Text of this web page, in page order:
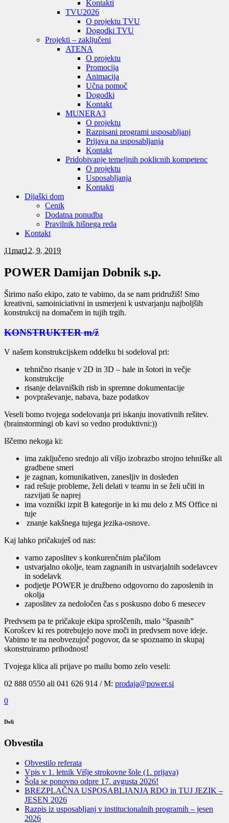
Kontakti
TVU2026
O projektu TVU
Dogodki TVU
Projekti – zaključeni
ATENA
O projektu
Promocija
Animacija
Učna pomoč
Dogodki
Kontakt
MUNERA3
O projektu
Razpisani programi usposabljanj
Prijava na usposabljanja
Kontakt
Pridobivanje temeljnih poklicnih kompetenc
O projektu
Usposabljanja
Kontakti
Dijaški dom
Cenik
Dodatna ponudba
Pravilnik hišnega reda
Kontakt
11mar12. 9. 2019
POWER Damijan Dobnik s.p.
Širimo našo ekipo, zato te vabimo, da se nam pridružiš! Smo
kreativni, samoiniciativni in usmerjeni k ustvarjanju najboljših
konstrukcij na domačem in tujih trgih.
KONSTRUKTER m/ž
V našem konstrukcijskem oddelku bi sodeloval pri:
tehnično risanje v 2D in 3D – hale in šotori in večje
konstrukcije
risanje delavniških risb in spremne dokumentacije
povpraševanje, nabava, baze podatkov
Veseli bomo tvojega sodelovanja pri iskanju inovativnih rešitev.
(brainstormingi ob kavi so vedno produktivni:))
Iščemo nekoga ki:
ima zaključeno srednjo ali višjo izobrazbo strojno tehniške ali
gradbene smeri
je zagnan, komunikativen, zanesljiv in dosleden
rad rešuje probleme, želi delati v teamu in se želi učiti in
razvijati še naprej
ima vozniški izpit B kategorije in ki mu delo z MS Office ni
tuje
znanje kakšnega tujega jezika-osnove.
Kaj lahko pričakuješ od nas:
varno zaposlitev s konkurenčnim plačilom
ustvarjalno okolje, team zagnanih in ustvarjalnih sodelavcev
in sodelavk
podjetje POWER je družbeno odgovorno do zaposlenih in
okolja
zaposlitev za nedoločen čas s poskusno dobo 6 mesecev
Predvsem pa te pričakuje ekipa sproščenih, malo “špasnih”
Korošcev ki res potrebujejo nove moči in predvsem nove ideje.
Vabimo te na neobvezujoč pogovor, da se spoznamo in skupaj
skonstruiramo prihodnost!
Tvojega klica ali prijave po mailu bomo zelo veseli:
02 888 0550 ali 041 626 914 / M: prodaja@power.si
0
Deli
Obvestila
Obvestilo referata
Vpis v 1. letnik Višje strokovne šole (1. prijava)
Šola se ponovno odpre 17. avgusta 2026!
BREZPLAČNA USPOSABLJANJA RDO in TUJ JEZIK –
JESEN 2026
Razpis iz usposabljanj v institucionalnih programih – jesen
2026